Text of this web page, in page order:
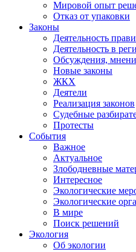
Мировой опыт
Отказ от упаковки
Законы
Деятельность
Деятельность в
Обсуждения,
Новые законы
ЖКХ
Деятели
Реализация законов
Судебные
Протесты
События
Важное
Актуальное
Злободневные
Интересное
Экологические
Экологические
В мире
Поиск решений
Экология
Об экологии